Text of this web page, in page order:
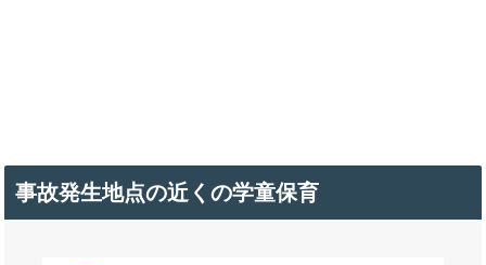
事故発生地点の近くの学童保育